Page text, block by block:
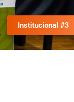
Institucional #3